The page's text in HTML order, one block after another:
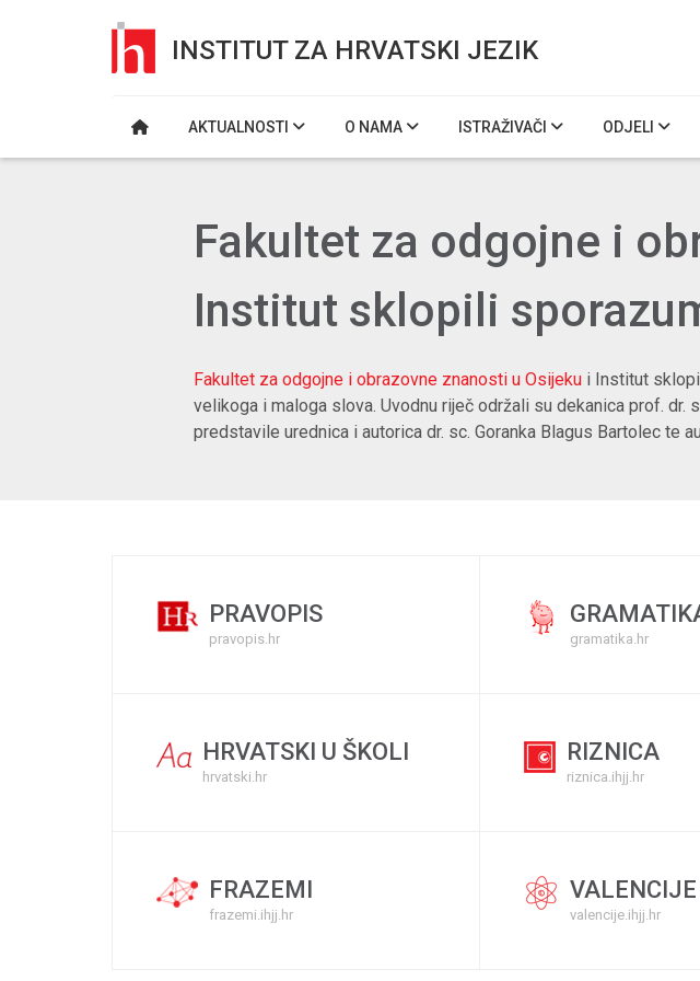
INSTITUT ZA HRVATSKI JEZIK
AKTUALNOSTI O NAMA ISTRAŽIVAČI ODJELI
​Fakultet za odgojne i
Institut sklopili
Fakultet za odgojne i obrazovne znanosti u Osijeku i Institut
velikoga i maloga slova. Uvodnu riječ održali su dekanica prof.
predstavile urednica i autorica dr. sc. Goranka Blagus Bartolec te
PRAVOPIS
pravopis.hr gramatika.hr
HRVATSKI U ŠKOLI
hrvatski.hr
RIZNICA
riznica.ihjj.hr
FRAZEMI
frazemi.ihjj.hr
VALENCIJE
valencije.ihjj.hr